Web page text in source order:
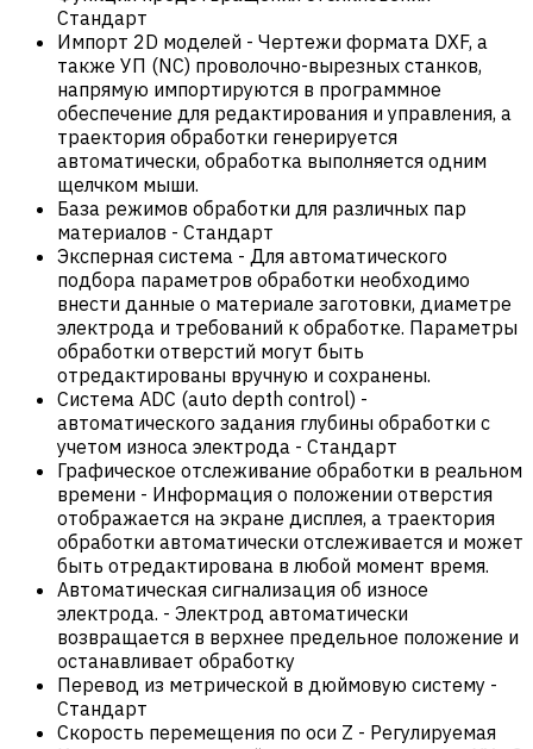
Стандарт
Импорт 2D моделей - Чертежи формата DXF, а
также УП (NC) проволочно-вырезных станков,
напрямую импортируются в программное
обеспечение для редактирования и управления, а
траектория обработки генерируется
автоматически, обработка выполняется одним
щелчком мыши.
База режимов обработки для различных пар
материалов - Стандарт
Эксперная система - Для автоматического
подбора параметров обработки необходимо
внести данные о материале заготовки, диаметре
электрода и требований к обработке. Параметры
обработки отверстий могут быть
отредактированы вручную и сохранены.
Система ADC (auto depth control) -
автоматического задания глубины обработки с
учетом износа электрода - Стандарт
Графическое отслеживание обработки в реальном
времени - Информация о положении отверстия
отображается на экране дисплея, а траектория
обработки автоматически отслеживается и может
быть отредактирована в любой момент время.
Автоматическая сигнализация об износе
электрода. - Электрод автоматически
возвращается в верхнее предельное положение и
останавливает обработку
Перевод из метрической в дюймовую систему -
Стандарт
Скорость перемещения по оси Z - Регулируемая